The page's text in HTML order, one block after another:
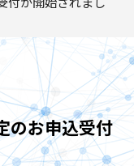
のお申込受付